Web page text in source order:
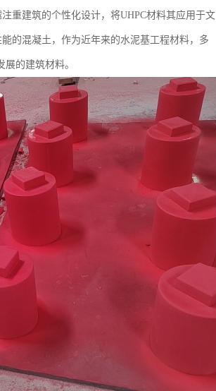
重建筑的个性化设计，将UHPC材料其应用于文
的混凝土，作为近年来的水泥基工程材料，多
的建筑材料。